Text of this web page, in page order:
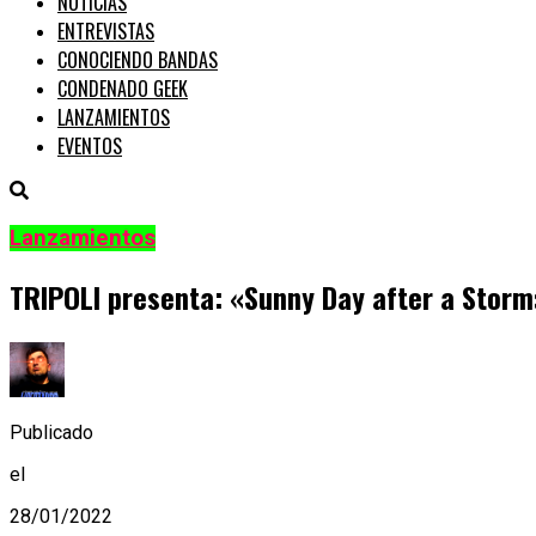
ENTREVISTAS
CONOCIENDO BANDAS
CONDENADO GEEK
LANZAMIENTOS
EVENTOS
Lanzamientos
TRIPOLI presenta: «Sunny Day after a
Publicado
el
28/01/2022